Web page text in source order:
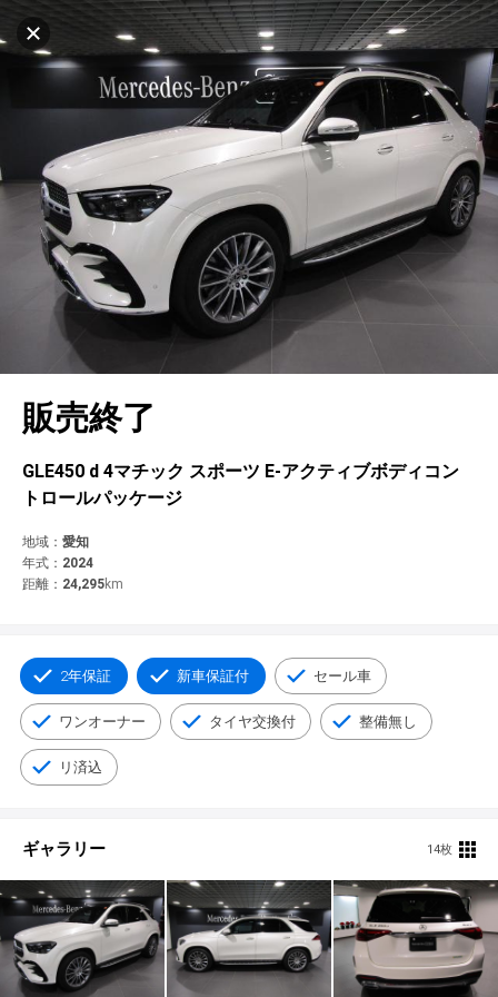
設定中 1044台
販売店検索
エリア別最新ニュース
品質と保証
カタログ情報
ログイン
マイアカウント
マイリスト
保存した検索条件
アカウントの確認・編集
アフターサービス
アフターサービス
車検／定期点検
ボディ修理
企業情報
企業概要
プレスリリース
ヤナセの歴史
女性活躍・次世代育成
リンク
ヤナセ認定中古車
BMW認定中古車
フォルクスワーゲン認定中古車
ポルシェ認定中古車
新車情報
プライバシーポリシー ソーシャルメディアポリシー
金融商品の勧誘方針
© 2021 YANASE & CO.,LTD. ALL RIGHTS RESERVED.
販売終了
GLE450 d 4マチック スポーツ E-アクティブボディコン
トロールパッケージ
地域： 愛知
年式： 2024
距離： 24,295km
2年保証 新車保証付 セール車
ワンオーナー タイヤ交換付 整備無し
リ済込
ギャラリー 14枚
キャンセル
名古屋中央
サーティファイドカーセンター
販売店情報
地図を見る
在庫一覧
キャンセル